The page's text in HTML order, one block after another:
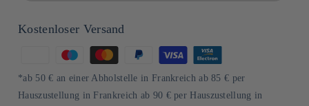
Kostenloser Versand
Zahlungsmethoden
*ab 50 € an einer Abholstelle in Frankreich ab 85 € per
Hauszustellung in Frankreich ab 90 € per Hauszustellung in